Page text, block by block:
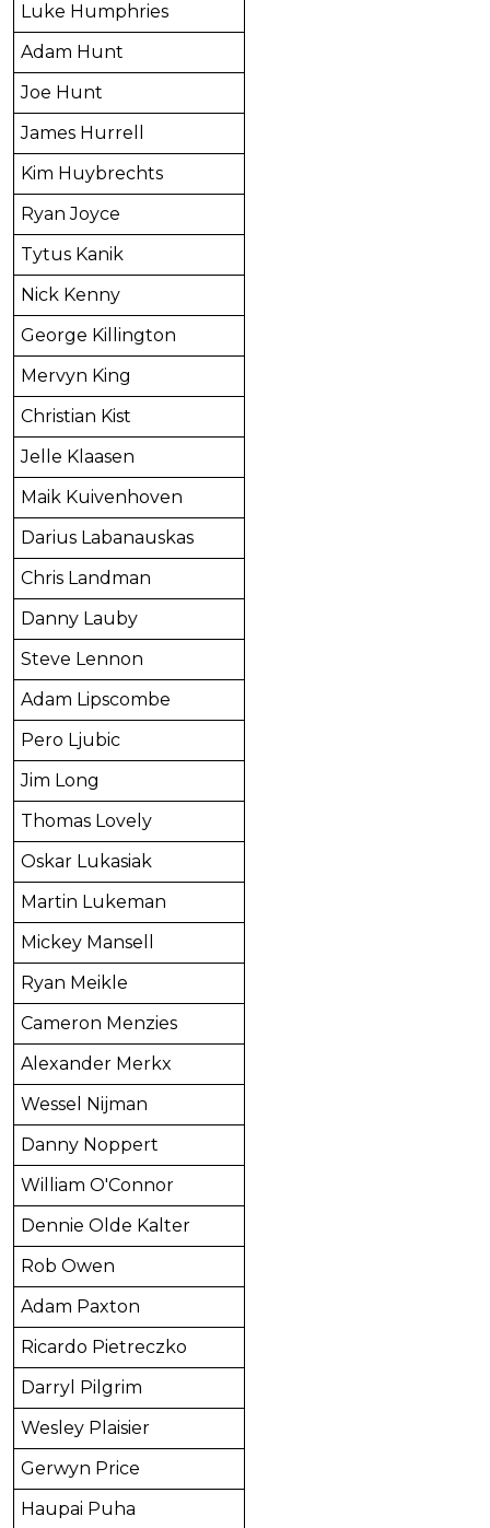
Luke Humphries
Adam Hunt
Joe Hunt
James Hurrell
Kim Huybrechts
Ryan Joyce
Tytus Kanik
Nick Kenny
George Killington
Mervyn King
Christian Kist
Jelle Klaasen
Maik Kuivenhoven
Darius Labanauskas
Chris Landman
Danny Lauby
Steve Lennon
Adam Lipscombe
Pero Ljubic
Jim Long
Thomas Lovely
Oskar Lukasiak
Martin Lukeman
Mickey Mansell
Ryan Meikle
Cameron Menzies
Alexander Merkx
Wessel Nijman
Danny Noppert
William O'Connor
Dennie Olde Kalter
Rob Owen
Adam Paxton
Ricardo Pietreczko
Darryl Pilgrim
Wesley Plaisier
Gerwyn Price
Haupai Puha